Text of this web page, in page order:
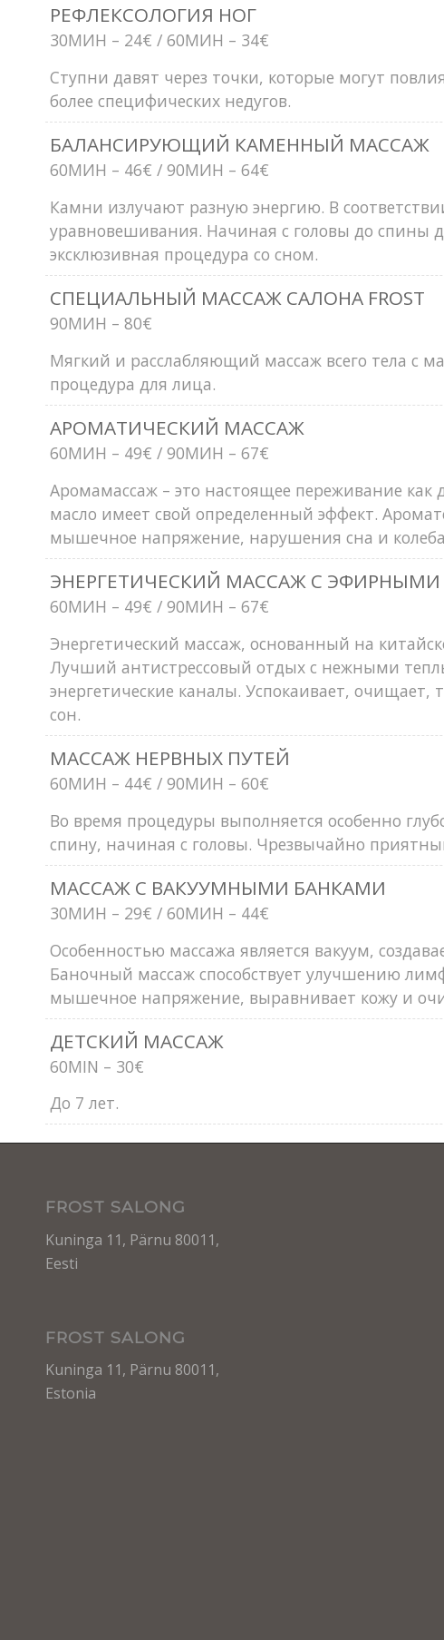
РЕФЛЕКСОЛОГИЯ НОГ
30MИН – 24€ / 60MИН – 34€
Ступни давят через точки, которые могут
более специфических недугов.
БАЛАНСИРУЮЩИЙ КАМЕННЫЙ МАССАЖ
60MИН – 46€ / 90MИН – 64€
Камни излучают разную энергию. В
уравновешивания. Начиная с головы до спины
эксклюзивная процедура со сном.
СПЕЦИАЛЬНЫЙ МАССАЖ САЛОНА FROST
90MИН – 80€
Мягкий и расслабляющий массаж всего тела с
процедура для лица.
АРОМАТИЧЕСКИЙ МАССАЖ
60MИН – 49€ / 90MИН – 67€
Аромамассаж – это настоящее переживание
масло имеет свой определенный эффект.
мышечное напряжение, нарушения сна и
ЭНЕРГЕТИЧЕСКИЙ МАССАЖ С
60MИН – 49€ / 90MИН – 67€
Энергетический массаж, основанный на
Лучший антистрессовый отдых с нежными
энергетические каналы. Успокаивает,
сон.
МАССАЖ НЕРВНЫX ПУТЕЙ
60MИН – 44€ / 90MИН – 60€
Во время процедуры выполняется особенно
спину, начиная с головы. Чрезвычайно
МАССАЖ С ВАКУУМНЫМИ БАНКАМИ
30MИН – 29€ / 60MИН – 44€
Особенностью массажа является вакуум,
Баночный массаж способствует улучшению
мышечное напряжение, выравнивает кожу и
ДЕТСКИЙ МАССАЖ
60MIN – 30€
До 7 лет.
FROST SALONG
Kuninga 11, Pärnu 80011,
Eesti
FROST SALONG
Kuninga 11, Pärnu 80011,
Estonia